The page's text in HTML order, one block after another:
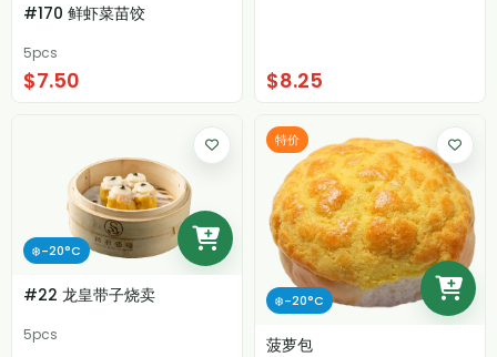
#170 鲜虾菜苗饺
5pcs
$7.50 $8.25
❄️-20°C
#22 龙皇带子烧卖
5pcs
特价
❄️-20°C
菠萝包